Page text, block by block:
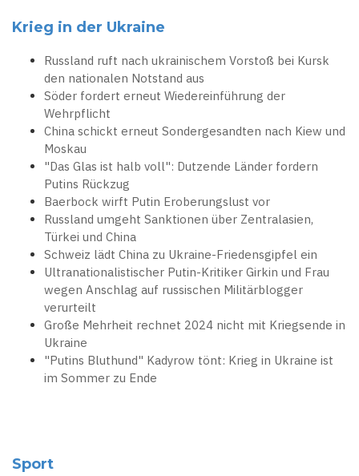
Krieg in der Ukraine
Russland ruft nach ukrainischem Vorstoß bei Kursk
den nationalen Notstand aus
Söder fordert erneut Wiedereinführung der
Wehrpflicht
China schickt erneut Sondergesandten nach Kiew und
Moskau
"Das Glas ist halb voll": Dutzende Länder fordern
Putins Rückzug
Baerbock wirft Putin Eroberungslust vor
Russland umgeht Sanktionen über Zentralasien,
Türkei und China
Schweiz lädt China zu Ukraine-Friedensgipfel ein
Ultranationalistischer Putin-Kritiker Girkin und Frau
wegen Anschlag auf russischen Militärblogger
verurteilt
Große Mehrheit rechnet 2024 nicht mit Kriegsende in
Ukraine
"Putins Bluthund" Kadyrow tönt: Krieg in Ukraine ist
im Sommer zu Ende
Sport